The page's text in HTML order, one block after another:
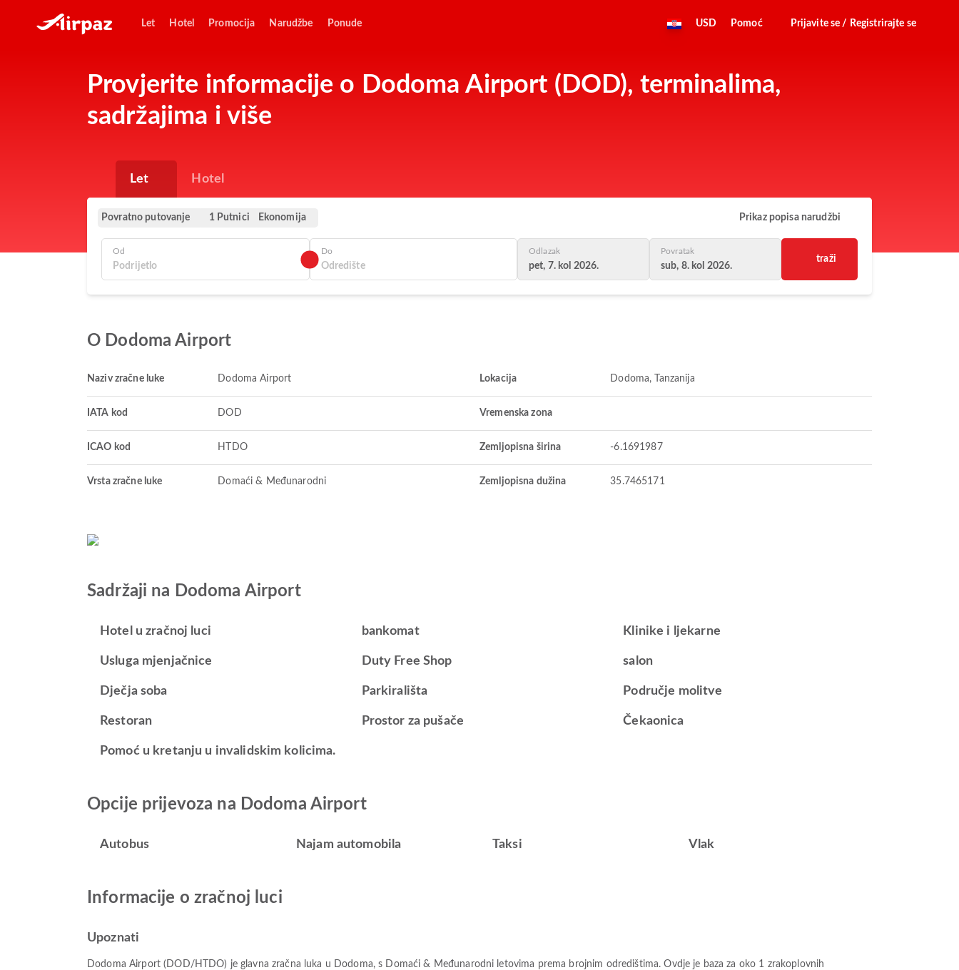
Let Hotel Promocija Narudžbe Ponude USD Pomoć Prijavite se / Registrirajte se
Provjerite informacije o Dodoma Airport (DOD), terminalima,
sadržajima i više
Let Hotel
Povratno putovanje 1 Putnici Ekonomija Prikaz popisa narudžbi
Od Do Odlazak
pet, 7. kol 2026.
Povratak
sub, 8. kol 2026.
traži
O Dodoma Airport
Naziv zračne luke Dodoma Airport
IATA kod DOD
ICAO kod HTDO
Vrsta zračne luke Domaći & Međunarodni
Lokacija Dodoma, Tanzanija
Vremenska zona
Zemljopisna širina -6.1691987
Zemljopisna dužina 35.7465171
Sadržaji na Dodoma Airport
Hotel u zračnoj luci bankomat Klinike i ljekarne
Usluga mjenjačnice Duty Free Shop salon
Dječja soba Parkirališta Područje molitve
Restoran Prostor za pušače Čekaonica
Pomoć u kretanju u invalidskim kolicima.
Opcije prijevoza na Dodoma Airport
Autobus Najam automobila Taksi Vlak
Informacije o zračnoj luci
Upoznati
Dodoma Airport (DOD/HTDO) je glavna zračna luka u Dodoma, s Domaći & Međunarodni letovima prema brojnim odredištima. Ovdje je baza za oko 1 zrakoplovnih